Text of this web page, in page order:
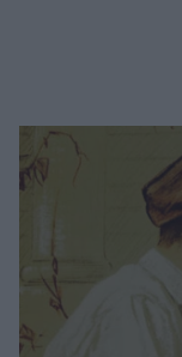
Beauty News
Well being
Ψυχολογία
Υγεία + Διατροφή
Σχέσεις & Σεξ
Fitness